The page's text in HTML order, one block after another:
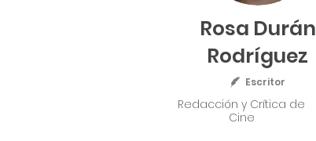
Rosa Durán
Rodríguez
Escritor
Redacción y Crítica de
Cine